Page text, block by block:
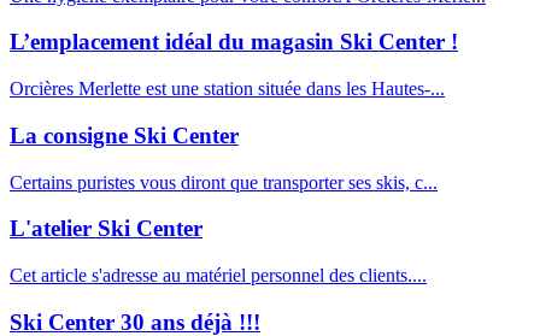
L’emplacement idéal du magasin Ski Center !
Orcières Merlette est une station située dans les Hautes-...
La consigne Ski Center
Certains puristes vous diront que transporter ses skis, c...
L'atelier Ski Center
Cet article s'adresse au matériel personnel des clients....
Ski Center 30 ans déjà !!!